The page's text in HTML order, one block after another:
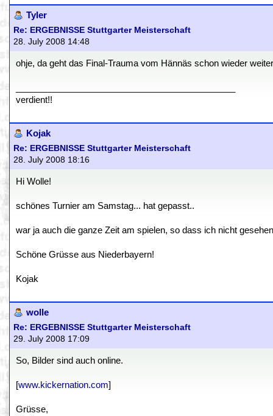
Tyler
Re: ERGEBNISSE Stuttgarter Meisterschaft
28. July 2008 14:48
ohje, da geht das Final-Trauma vom Hännäs schon wieder
verdient!!
Kojak
Re: ERGEBNISSE Stuttgarter Meisterschaft
28. July 2008 18:16
Hi Wolle!
schönes Turnier am Samstag... hat gepasst..
war ja auch die ganze Zeit am spielen, so dass ich nicht
Schöne Grüsse aus Niederbayern!
Kojak
wolle
Re: ERGEBNISSE Stuttgarter Meisterschaft
29. July 2008 17:09
So, Bilder sind auch online.
[www.kickernation.com]
Grüsse,